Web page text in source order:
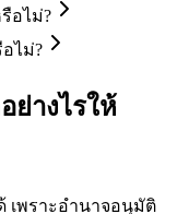
อไม่?
ไม่?
ย่างไรให้
เพราะอำนาจอนุมัติ